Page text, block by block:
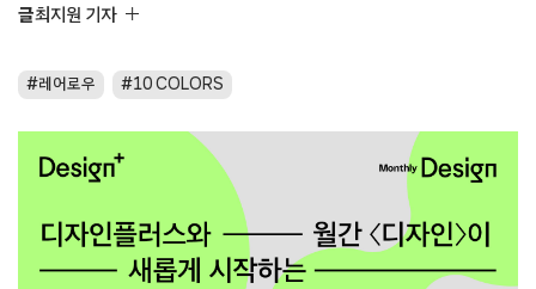
글최지원 기자
레어로우 10 COLORS